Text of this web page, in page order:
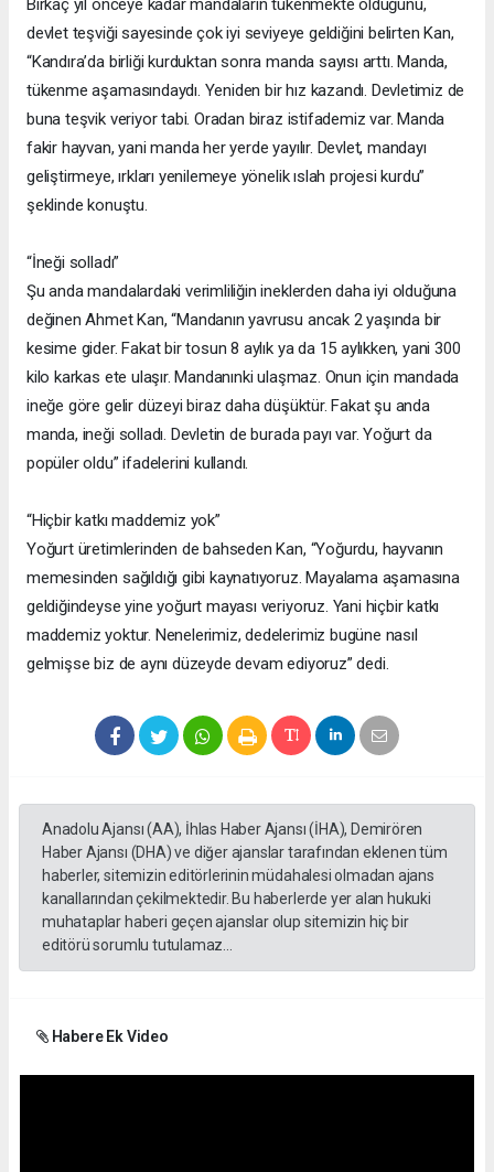
Birkaç yıl önceye kadar mandaların tükenmekte olduğunu,
devlet teşviği sayesinde çok iyi seviyeye geldiğini belirten Kan,
“Kandıra’da birliği kurduktan sonra manda sayısı arttı. Manda,
tükenme aşamasındaydı. Yeniden bir hız kazandı. Devletimiz de
buna teşvik veriyor tabi. Oradan biraz istifademiz var. Manda
fakir hayvan, yani manda her yerde yayılır. Devlet, mandayı
geliştirmeye, ırkları yenilemeye yönelik ıslah projesi kurdu”
şeklinde konuştu.
“İneği solladı”
Şu anda mandalardaki verimliliğin ineklerden daha iyi olduğuna
değinen Ahmet Kan, “Mandanın yavrusu ancak 2 yaşında bir
kesime gider. Fakat bir tosun 8 aylık ya da 15 aylıkken, yani 300
kilo karkas ete ulaşır. Mandanınki ulaşmaz. Onun için mandada
ineğe göre gelir düzeyi biraz daha düşüktür. Fakat şu anda
manda, ineği solladı. Devletin de burada payı var. Yoğurt da
popüler oldu” ifadelerini kullandı.
“Hiçbir katkı maddemiz yok”
Yoğurt üretimlerinden de bahseden Kan, “Yoğurdu, hayvanın
memesinden sağıldığı gibi kaynatıyoruz. Mayalama aşamasına
geldiğindeyse yine yoğurt mayası veriyoruz. Yani hiçbir katkı
maddemiz yoktur. Nenelerimiz, dedelerimiz bugüne nasıl
gelmişse biz de aynı düzeyde devam ediyoruz” dedi.
Anadolu Ajansı (AA), İhlas Haber Ajansı (İHA), Demirören
Haber Ajansı (DHA) ve diğer ajanslar tarafından eklenen tüm
haberler, sitemizin editörlerinin müdahalesi olmadan ajans
kanallarından çekilmektedir. Bu haberlerde yer alan hukuki
muhataplar haberi geçen ajanslar olup sitemizin hiç bir
editörü sorumlu tutulamaz...
Habere Ek Video